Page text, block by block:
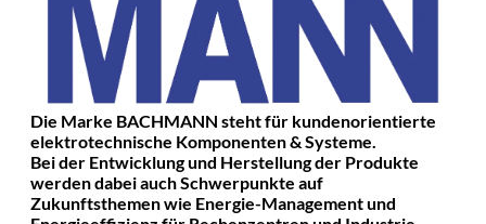
Die Marke BACHMANN steht für kundenorientierte
elektrotechnische Komponenten & Systeme.
Bei der Entwicklung und Herstellung der Produkte
werden dabei auch Schwerpunkte auf
Zukunftsthemen wie Energie-Management und